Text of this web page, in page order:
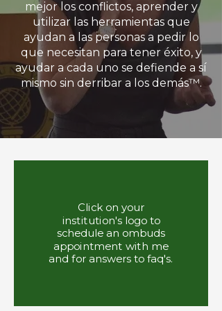
Debido a que estos procesos son
confidenciales, no puedo
compartir quién los usó, pero
puedo decirles que algunos de
mis clientes en las otras dos
columnas también me usan para
mediación y facilitación y espero
mejor los conflictos, aprender y
utilizar las herramientas que
ayudan a las personas a pedir lo
que necesitan para tener éxito, y
ayudar a cada uno se defiende a sí
mismo sin derribar a los demás™.
Click on your
institution's logo to
schedule an ombuds
appointment with me
and for answers to faq's.